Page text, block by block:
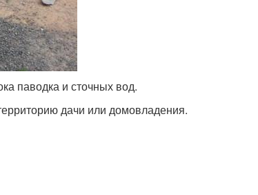
паводка и сточных вод.
дачи или домовладения.